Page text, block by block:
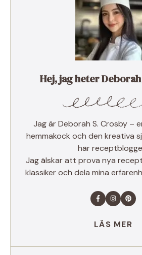
Hej, jag heter
Jag är Deborah S. Crosby –
hemmakock och den kreativa
här
Jag älskar att prova nya
klassiker och dela mina
LÄS MER